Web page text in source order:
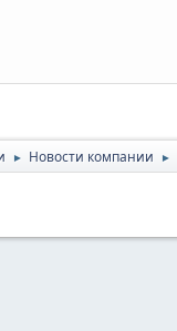
► Новости компании ►